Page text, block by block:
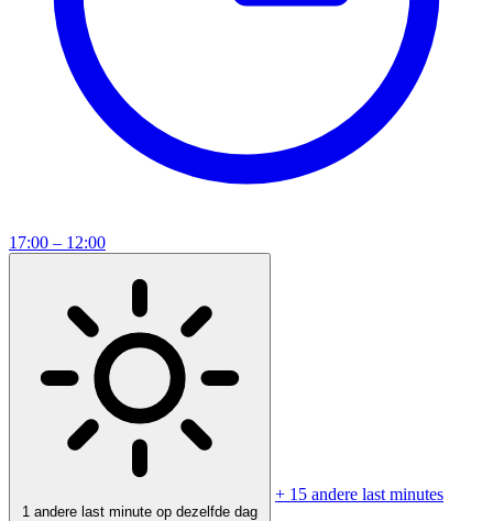
17:00 – 12:00
1 andere last minute op dezelfde dag
+ 15 andere last minutes